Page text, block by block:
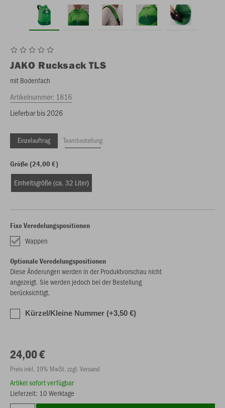
JAKO Rucksack TLS
mit Bodenfach
Artikelnummer: 1816
Lieferbar bis 2026
Einzelauftrag Teambestellung
Größe (24,00 €)
Einheitsgröße (ca. 32 Liter)
Fixe Veredelungspositionen
Wappen
Optionale Veredelungspositionen
Diese Änderungen werden in der Produktvorschau nicht
angezeigt. Sie werden jedoch bei der Bestellung
berücksichtigt.
Kürzel/Kleine Nummer (+3,50 €)
24,00 €
Preis inkl. 19% MwSt. zzgl. Versand
Artikel sofort verfügbar
Lieferzeit: 10 Werktage